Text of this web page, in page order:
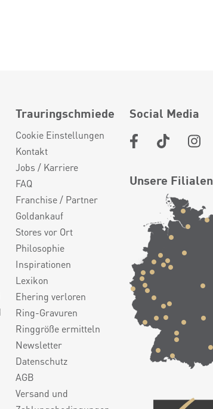
Trauringschmiede
Cookie Einstellungen
Kontakt
Jobs / Karriere
FAQ
Franchise / Partner
Goldankauf
Stores vor Ort
Philosophie
Inspirationen
Lexikon
Ehering verloren
Ring-Gravuren
Ringgröße ermitteln
Newsletter
Datenschutz
AGB
Versand und
Social Media
Unsere Filialen